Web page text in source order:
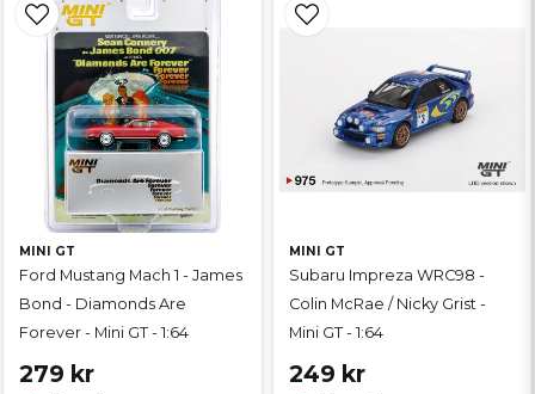
MINI GT
Ford Mustang Mach 1 - James
Bond - Diamonds Are
Forever - Mini GT - 1:64
279 kr
MINI GT
Subaru Impreza WRC98 -
Colin McRae / Nicky Grist -
Mini GT - 1:64
249 kr